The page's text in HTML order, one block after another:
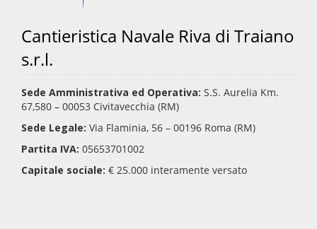
Cantieristica Navale Riva di Traiano
s.r.l.
Sede Amministrativa ed Operativa: S.S. Aurelia Km.
67,580 – 00053 Civitavecchia (RM)
Sede Legale: Via Flaminia, 56 – 00196 Roma (RM)
Partita IVA: 05653701002
Capitale sociale: € 25.000 interamente versato